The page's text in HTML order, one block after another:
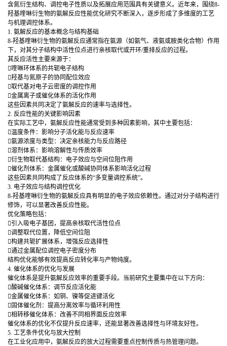
含氮衍生结构、调控电子性质以及拓展应用范围具有关键意义。近年来，围绕8-
羟基喹啉衍生物的氨解反应性能优化研究不断深入，逐步形成了多维度的工艺
与机理调控体系。
1. 氨解反应的基本概念与结构基础
8-羟基喹啉衍生物的氨解反应通常指在氨源（如氨气、液氨或胺类化合物）作用
下，对其分子结构中活性位点进行亲核取代或开环/重排反应的过程。
其反应活性主要来源于：
喹啉环体系的共轭电子结构
羟基与氮原子的协同配位效应
取代基对电子云密度的调控作用
金属离子或催化体系的活化作用
这些因素共同决定了氨解反应的速率与选择性。
2. 反应性能的关键影响因素
在实际工艺中，氨解反应性能通常受到多种因素影响，其中主要包括：
温度条件：影响分子活化能与反应速率
氨源浓度与类型：决定亲核能力与反应路径
溶剂体系：影响溶解性与传质效率
衍生物取代基结构：电子效应与空间位阻作用
催化剂体系：金属催化或酸碱协同体系影响活化过程
这些因素共同构成了反应体系的“多变量调控系统”。
3. 电子效应与结构调控优化
8-羟基喹啉衍生物的氨解反应具有明显的电子效应依赖性。通过对分子结构进行
修饰，可以显著改善反应性能。
优化策略包括：
引入吸电子基团，提高亲核取代活性位点
调整取代位置，降低空间位阻
构建共轭扩展体系，增强反应选择性
通过金属配位调控电子密度分布
结构优化能够有效提高反应转化率与产物纯度。
4. 催化体系的优化与发展
催化体系是提升氨解反应效率的重要手段。当前研究主要集中在以下方向：
酸碱催化体系：调节反应活化能
金属催化体系：如铜、镍等促进键活化
固体催化剂：提高分离效率与循环利用性
相转移催化体系：改善不同相界面反应效率
催化体系的优化不仅提升反应速率，还能显著改善选择性与环境友好性。
5. 工艺条件优化与放大控制
在工业化应用中，氨解反应的放大过程需要重点控制传质与热管理问题。